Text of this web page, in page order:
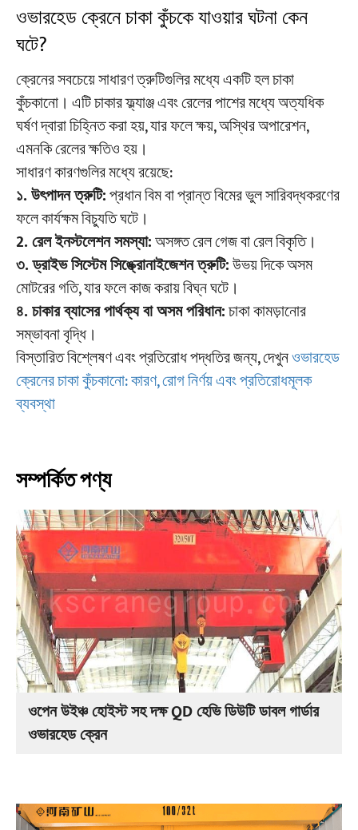
ওভারহেড ক্রেনে চাকা কুঁচকে যাওয়ার ঘটনা কেন
ঘটে?
ক্রেনের সবচেয়ে সাধারণ ত্রুটিগুলির মধ্যে একটি হল চাকা
কুঁচকানো। এটি চাকার ফ্ল্যাঞ্জ এবং রেলের পাশের মধ্যে অত্যধিক
ঘর্ষণ দ্বারা চিহ্নিত করা হয়, যার ফলে ক্ষয়, অস্থির অপারেশন,
এমনকি রেলের ক্ষতিও হয়।
সাধারণ কারণগুলির মধ্যে রয়েছে:
১. উৎপাদন ত্রুটি:প্রধান বিম বা প্রান্ত বিমের ভুল সারিবদ্ধকরণের
ফলে কার্যক্ষম বিচ্যুতি ঘটে।
2. রেল ইনস্টলেশন সমস্যা:অসঙ্গত রেল গেজ বা রেল বিকৃতি।
৩. ড্রাইভ সিস্টেম সিঙ্ক্রোনাইজেশন ত্রুটি:উভয় দিকে অসম
মোটরের গতি, যার ফলে কাজ করায় বিঘ্ন ঘটে।
৪. চাকার ব্যাসের পার্থক্য বা অসম পরিধান:চাকা কামড়ানোর
সম্ভাবনা বৃদ্ধি।
বিস্তারিত বিশ্লেষণ এবং প্রতিরোধ পদ্ধতির জন্য, দেখুনওভারহেড
ক্রেনের চাকা কুঁচকানো: কারণ, রোগ নির্ণয় এবং প্রতিরোধমূলক
ব্যবস্থা
সম্পর্কিত পণ্য
ওপেন উইঞ্চ হোইস্ট সহ দক্ষ QD হেভি ডিউটি ডাবল গার্ডার
ওভারহেড ক্রেন